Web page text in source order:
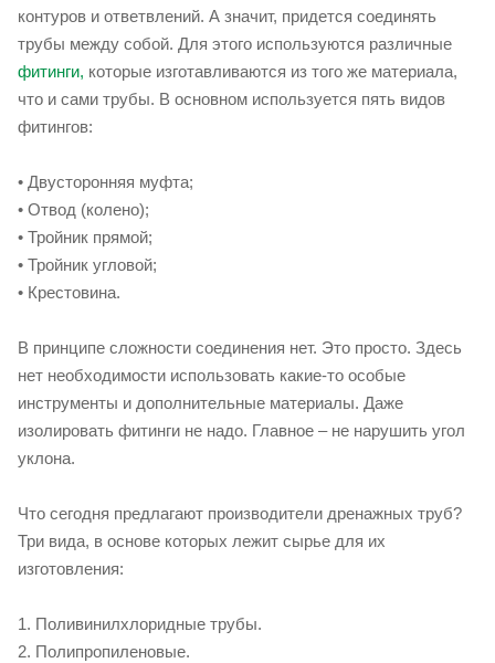
контуров и ответвлений. А значит, придется соединять
трубы между собой. Для этого используются различные
фитинги, которые изготавливаются из того же материала,
что и сами трубы. В основном используется пять видов
фитингов:
• Двусторонняя муфта;
• Отвод (колено);
• Тройник прямой;
• Тройник угловой;
• Крестовина.
В принципе сложности соединения нет. Это просто. Здесь
нет необходимости использовать какие-то особые
инструменты и дополнительные материалы. Даже
изолировать фитинги не надо. Главное – не нарушить угол
уклона.
Что сегодня предлагают производители дренажных труб?
Три вида, в основе которых лежит сырье для их
изготовления:
1. Поливинилхлоридные трубы.
2. Полипропиленовые.